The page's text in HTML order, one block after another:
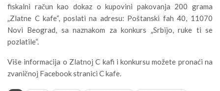
fiskalni račun kao dokaz o kupovini pakovanja 200 grama
„Zlatne C kafe“, poslati na adresu: Poštanski fah 40, 11070
Novi Beograd, sa naznakom za konkurs „Srbijo, ruke ti se
pozlatile“.
Više informacija o Zlatnoj C kafi i konkursu možete pronaći na
zvaničnoj Facebook stranici C kafe.